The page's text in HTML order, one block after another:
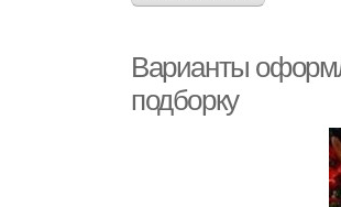
Варианты
подборку